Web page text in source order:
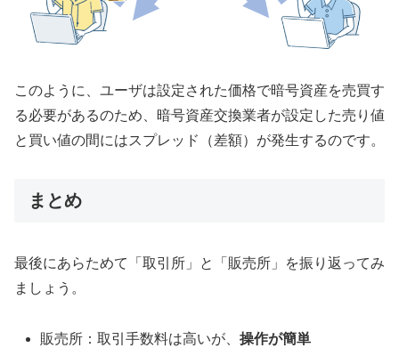
このように、ユーザは設定された価格で暗号資産を売買す
る必要があるのため、暗号資産交換業者が設定した売り値
と買い値の間にはスプレッド（差額）が発生するのです。
まとめ
最後にあらためて「取引所」と「販売所」を振り返ってみ
ましょう。
販売所：取引手数料は高いが、操作が簡単